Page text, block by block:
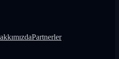
Partnerler